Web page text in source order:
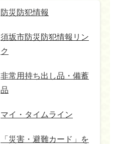
防災防犯情報
須坂市防災防犯情報リン
ク
非常用持ち出し品・備蓄
品
マイ・タイムライン
「災害・避難カード」を